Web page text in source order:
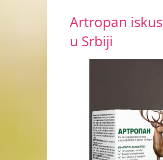
Artropan
u Srbiji